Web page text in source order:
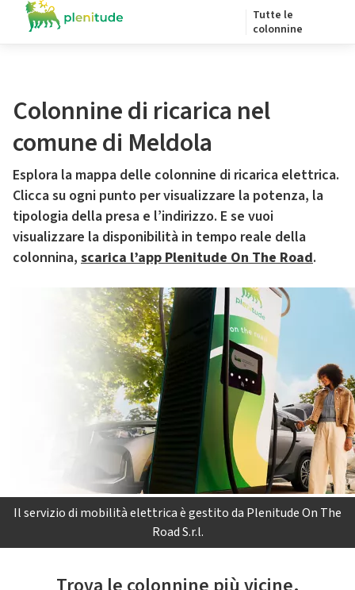
Tutte le
colonnine
Colonnine di ricarica nel
comune di Meldola
Esplora la mappa delle colonnine di ricarica elettrica.
Clicca su ogni punto per visualizzare la potenza, la
tipologia della presa e l’indirizzo. E se vuoi
visualizzare la disponibilità in tempo reale della
colonnina, scarica l’app Plenitude On The Road.
Il servizio di mobilità elettrica è gestito da Plenitude On The
Road S.r.l.